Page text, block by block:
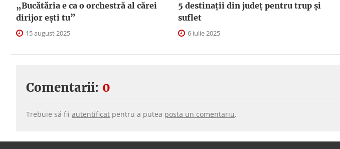
„Bucătăria e ca o orchestră al cărei
dirijor ești tu”
15 august 2025
5 destinații din județ pentru trup și
suflet
6 iulie 2025
Comentarii: 0
Trebuie să fii autentificat pentru a putea posta un comentariu.